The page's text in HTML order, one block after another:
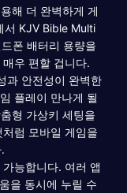
해 더 완벽하게 게
서 KJV Bible Multi
폰 배터리 용량을
우 편할 겁니다.
과 안전성이 완벽한
플레이 만나게 될
형 가상키 세팅을
럼 모바일 게임을
능합니다. 여러 앱
을 동시에 누릴 수